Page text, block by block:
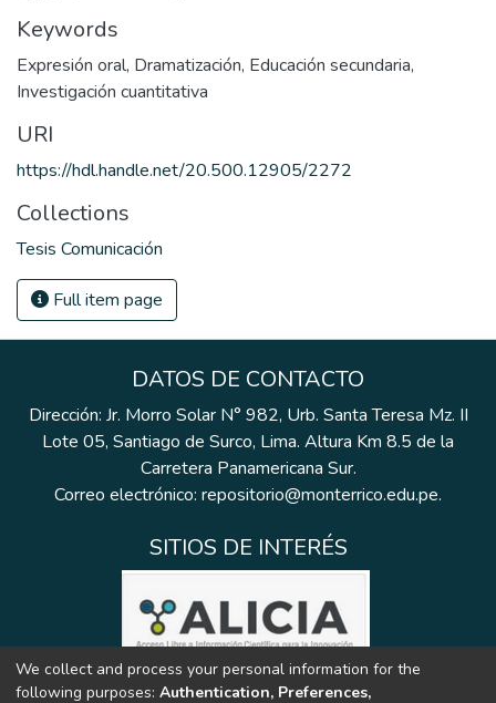
Keywords
Expresión oral, Dramatización, Educación secundaria,
Investigación cuantitativa
URI
https://hdl.handle.net/20.500.12905/2272
Collections
Tesis Comunicación
Full item page
DATOS DE CONTACTO
Dirección: Jr. Morro Solar N° 982, Urb. Santa Teresa Mz. II
Lote 05, Santiago de Surco, Lima. Altura Km 8.5 de la
Carretera Panamericana Sur.
Correo electrónico: repositorio@monterrico.edu.pe.
SITIOS DE INTERÉS
We collect and process your personal information for the
following purposes: Authentication, Preferences,